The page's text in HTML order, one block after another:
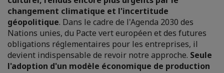
changement climatique et l'incertitude
géopolitique. Dans le cadre de l'Agenda 2030 des
Nations unies, du Pacte vert européen et des futures
obligations réglementaires pour les entreprises, il
devient indispensable de revoir notre approche. Seule
l'adoption d'un modèle économique de production